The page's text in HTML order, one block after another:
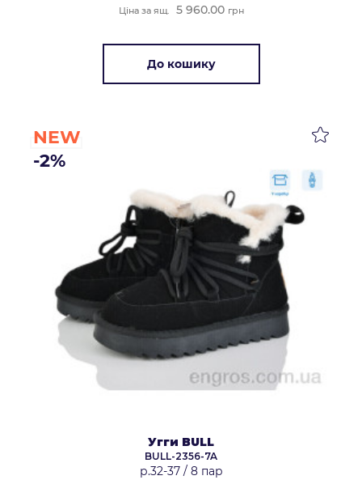
Ціна за ящ. 5 960.00 грн
До кошику
NEW
-2%
Угги BULL
BULL-2356-7A
р.32-37/ 8 пар